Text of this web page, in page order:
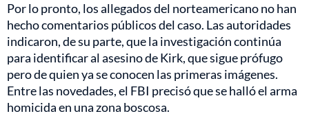
Por lo pronto, los allegados del norteamericano no han
hecho comentarios públicos del caso. Las autoridades
indicaron, de su parte, que la investigación continúa
para identificar al asesino de Kirk, que sigue prófugo
pero de quien ya se conocen las primeras imágenes.
Entre las novedades, el FBI precisó que se halló el arma
homicida en una zona boscosa.